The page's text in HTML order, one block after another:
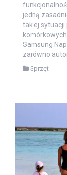
jedną
takiej sytuacji
Samsung
zarówno
Sprzęt